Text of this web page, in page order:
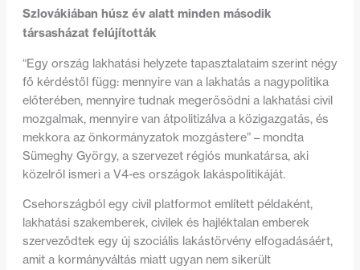
Szlovákiában húsz év alatt minden második
társasházat felújították
“Egy ország lakhatási helyzete tapasztalataim szerint négy
fő kérdéstől függ: mennyire van a lakhatás a nagypolitika
előterében, mennyire tudnak megerősödni a lakhatási civil
mozgalmak, mennyire van átpolitizálva a közigazgatás, és
mekkora az önkormányzatok mozgástere” – mondta
Sümeghy György, a szervezet régiós munkatársa, aki
közelről ismeri a V4-es országok lakáspolitikáját.
Csehországból egy civil platformot említett példaként,
lakhatási szakemberek, civilek és hajléktalan emberek
szerveződtek egy új szociális lakástörvény elfogadásáért,
amit a kormányváltás miatt ugyan nem sikerült